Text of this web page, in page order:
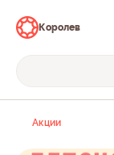
Королев
Акции